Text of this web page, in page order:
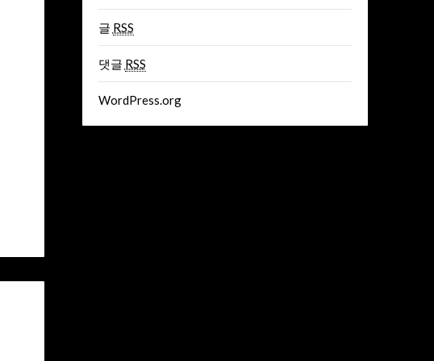
글 RSS
댓글 RSS
WordPress.org